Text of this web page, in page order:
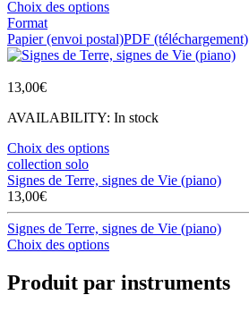
Choix des options
Format
Papier (envoi postal)PDF (téléchargement)
13,00€
AVAILABILITY: In stock
Choix des options
collection solo
Signes de Terre, signes de Vie (piano)
13,00€
Signes de Terre, signes de Vie (piano)
Choix des options
Produit par instruments